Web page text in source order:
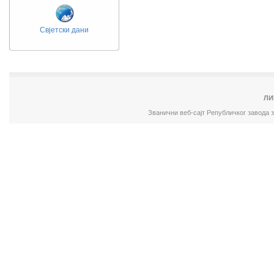
Свјетски дани
Званични веб-сајт Републичког